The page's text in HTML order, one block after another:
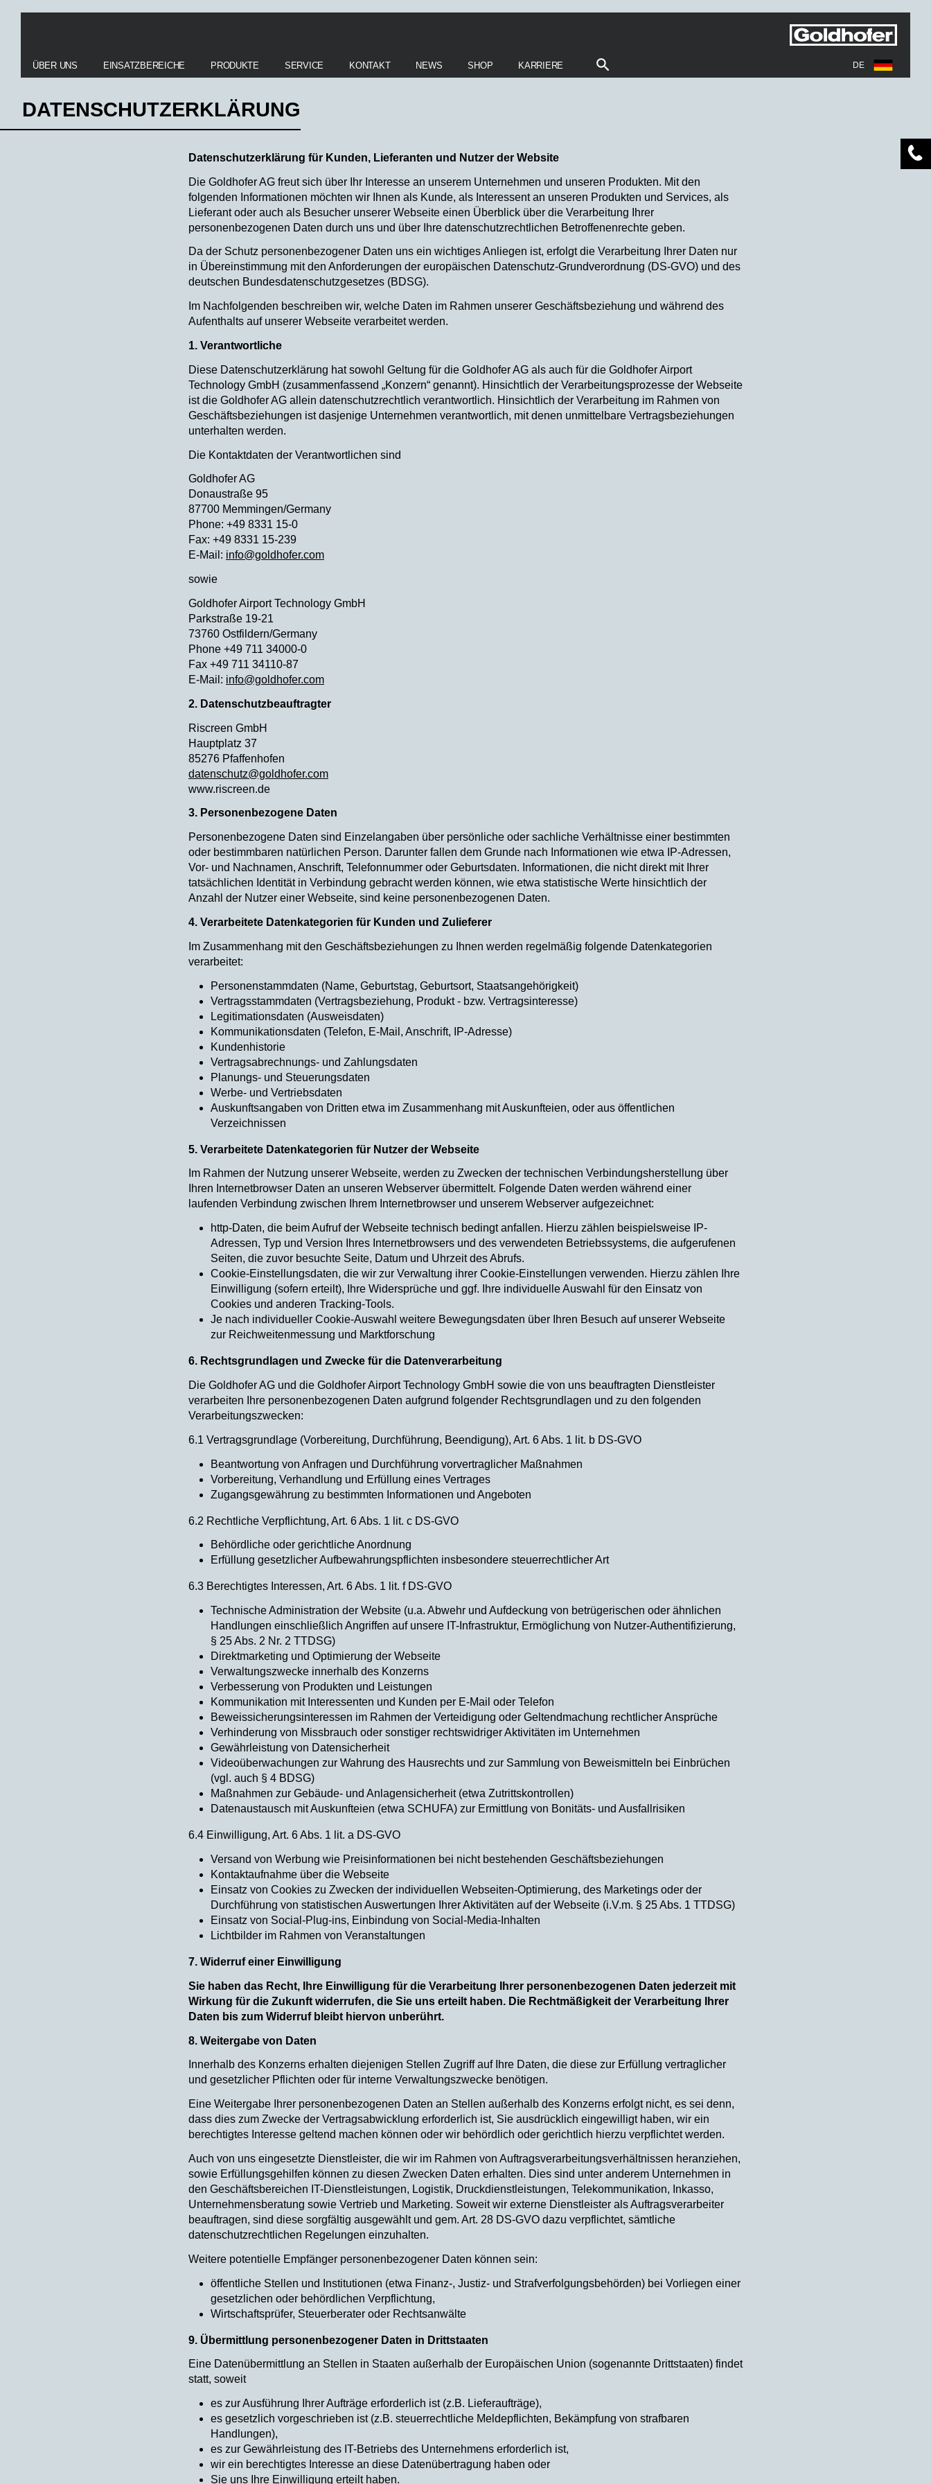
DE
ÜBER UNS EINSATZBEREICHE PRODUKTE SERVICE KONTAKT NEWS SHOP KARRIERE
DATENSCHUTZERKLÄRUNG
Datenschutzerklärung für Kunden, Lieferanten und Nutzer der Website
Die Goldhofer AG freut sich über Ihr Interesse an unserem Unternehmen und unseren Produkten. Mit den
folgenden Informationen möchten wir Ihnen als Kunde, als Interessent an unseren Produkten und Services, als
Lieferant oder auch als Besucher unserer Webseite einen Überblick über die Verarbeitung Ihrer
personenbezogenen Daten durch uns und über Ihre datenschutzrechtlichen Betroffenenrechte geben.
Da der Schutz personenbezogener Daten uns ein wichtiges Anliegen ist, erfolgt die Verarbeitung Ihrer Daten nur
in Übereinstimmung mit den Anforderungen der europäischen Datenschutz-Grundverordnung (DS-GVO) und des
deutschen Bundesdatenschutzgesetzes (BDSG).
Im Nachfolgenden beschreiben wir, welche Daten im Rahmen unserer Geschäftsbeziehung und während des
Aufenthalts auf unserer Webseite verarbeitet werden.
1. Verantwortliche
Diese Datenschutzerklärung hat sowohl Geltung für die Goldhofer AG als auch für die Goldhofer Airport
Technology GmbH (zusammenfassend „Konzern“ genannt). Hinsichtlich der Verarbeitungsprozesse der Webseite
ist die Goldhofer AG allein datenschutzrechtlich verantwortlich. Hinsichtlich der Verarbeitung im Rahmen von
Geschäftsbeziehungen ist dasjenige Unternehmen verantwortlich, mit denen unmittelbare Vertragsbeziehungen
unterhalten werden.
Die Kontaktdaten der Verantwortlichen sind
Goldhofer AG
Donaustraße 95
87700 Memmingen/Germany
Phone: +49 8331 15-0
Fax: +49 8331 15-239
E-Mail: info@goldhofer.com
sowie
Goldhofer Airport Technology GmbH
Parkstraße 19-21
73760 Ostfildern/Germany
Phone +49 711 34000-0
Fax +49 711 34110-87
E-Mail: info@goldhofer.com
2. Datenschutzbeauftragter
Riscreen GmbH
Hauptplatz 37
85276 Pfaffenhofen
datenschutz@goldhofer.com
www.riscreen.de
3. Personenbezogene Daten
Personenbezogene Daten sind Einzelangaben über persönliche oder sachliche Verhältnisse einer bestimmten
oder bestimmbaren natürlichen Person. Darunter fallen dem Grunde nach Informationen wie etwa IP-Adressen,
Vor- und Nachnamen, Anschrift, Telefonnummer oder Geburtsdaten. Informationen, die nicht direkt mit Ihrer
tatsächlichen Identität in Verbindung gebracht werden können, wie etwa statistische Werte hinsichtlich der
Anzahl der Nutzer einer Webseite, sind keine personenbezogenen Daten.
4. Verarbeitete Datenkategorien für Kunden und Zulieferer
Im Zusammenhang mit den Geschäftsbeziehungen zu Ihnen werden regelmäßig folgende Datenkategorien
verarbeitet:
Personenstammdaten (Name, Geburtstag, Geburtsort, Staatsangehörigkeit)
Vertragsstammdaten (Vertragsbeziehung, Produkt - bzw. Vertragsinteresse)
Legitimationsdaten (Ausweisdaten)
Kommunikationsdaten (Telefon, E-Mail, Anschrift, IP-Adresse)
Kundenhistorie
Vertragsabrechnungs- und Zahlungsdaten
Planungs- und Steuerungsdaten
Werbe- und Vertriebsdaten
Auskunftsangaben von Dritten etwa im Zusammenhang mit Auskunfteien, oder aus öffentlichen
Verzeichnissen
5. Verarbeitete Datenkategorien für Nutzer der Webseite
Im Rahmen der Nutzung unserer Webseite, werden zu Zwecken der technischen Verbindungsherstellung über
Ihren Internetbrowser Daten an unseren Webserver übermittelt. Folgende Daten werden während einer
laufenden Verbindung zwischen Ihrem Internetbrowser und unserem Webserver aufgezeichnet:
http-Daten, die beim Aufruf der Webseite technisch bedingt anfallen. Hierzu zählen beispielsweise IP-
Adressen, Typ und Version Ihres Internetbrowsers und des verwendeten Betriebssystems, die aufgerufenen
Seiten, die zuvor besuchte Seite, Datum und Uhrzeit des Abrufs.
Cookie-Einstellungsdaten, die wir zur Verwaltung ihrer Cookie-Einstellungen verwenden. Hierzu zählen Ihre
Einwilligung (sofern erteilt), Ihre Widersprüche und ggf. Ihre individuelle Auswahl für den Einsatz von
Cookies und anderen Tracking-Tools.
Je nach individueller Cookie-Auswahl weitere Bewegungsdaten über Ihren Besuch auf unserer Webseite
zur Reichweitenmessung und Marktforschung
6. Rechtsgrundlagen und Zwecke für die Datenverarbeitung
Die Goldhofer AG und die Goldhofer Airport Technology GmbH sowie die von uns beauftragten Dienstleister
verarbeiten Ihre personenbezogenen Daten aufgrund folgender Rechtsgrundlagen und zu den folgenden
Verarbeitungszwecken:
6.1 Vertragsgrundlage (Vorbereitung, Durchführung, Beendigung), Art. 6 Abs. 1 lit. b DS-GVO
Beantwortung von Anfragen und Durchführung vorvertraglicher Maßnahmen
Vorbereitung, Verhandlung und Erfüllung eines Vertrages
Zugangsgewährung zu bestimmten Informationen und Angeboten
6.2 Rechtliche Verpflichtung, Art. 6 Abs. 1 lit. c DS-GVO
Behördliche oder gerichtliche Anordnung
Erfüllung gesetzlicher Aufbewahrungspflichten insbesondere steuerrechtlicher Art
6.3 Berechtigtes Interessen, Art. 6 Abs. 1 lit. f DS-GVO
Technische Administration der Website (u.a. Abwehr und Aufdeckung von betrügerischen oder ähnlichen
Handlungen einschließlich Angriffen auf unsere IT-Infrastruktur, Ermöglichung von Nutzer-Authentifizierung,
§ 25 Abs. 2 Nr. 2 TTDSG)
Direktmarketing und Optimierung der Webseite
Verwaltungszwecke innerhalb des Konzerns
Verbesserung von Produkten und Leistungen
Kommunikation mit Interessenten und Kunden per E-Mail oder Telefon
Beweissicherungsinteressen im Rahmen der Verteidigung oder Geltendmachung rechtlicher Ansprüche
Verhinderung von Missbrauch oder sonstiger rechtswidriger Aktivitäten im Unternehmen
Gewährleistung von Datensicherheit
Videoüberwachungen zur Wahrung des Hausrechts und zur Sammlung von Beweismitteln bei Einbrüchen
(vgl. auch § 4 BDSG)
Maßnahmen zur Gebäude- und Anlagensicherheit (etwa Zutrittskontrollen)
Datenaustausch mit Auskunfteien (etwa SCHUFA) zur Ermittlung von Bonitäts- und Ausfallrisiken
6.4 Einwilligung, Art. 6 Abs. 1 lit. a DS-GVO
Versand von Werbung wie Preisinformationen bei nicht bestehenden Geschäftsbeziehungen
Kontaktaufnahme über die Webseite
Einsatz von Cookies zu Zwecken der individuellen Webseiten-Optimierung, des Marketings oder der
Durchführung von statistischen Auswertungen Ihrer Aktivitäten auf der Webseite (i.V.m. § 25 Abs. 1 TTDSG)
Einsatz von Social-Plug-ins, Einbindung von Social-Media-Inhalten
Lichtbilder im Rahmen von Veranstaltungen
7. Widerruf einer Einwilligung
Sie haben das Recht, Ihre Einwilligung für die Verarbeitung Ihrer personenbezogenen Daten jederzeit mit
Wirkung für die Zukunft widerrufen, die Sie uns erteilt haben. Die Rechtmäßigkeit der Verarbeitung Ihrer
Daten bis zum Widerruf bleibt hiervon unberührt.
8. Weitergabe von Daten
Innerhalb des Konzerns erhalten diejenigen Stellen Zugriff auf Ihre Daten, die diese zur Erfüllung vertraglicher
und gesetzlicher Pflichten oder für interne Verwaltungszwecke benötigen.
Eine Weitergabe Ihrer personenbezogenen Daten an Stellen außerhalb des Konzerns erfolgt nicht, es sei denn,
dass dies zum Zwecke der Vertragsabwicklung erforderlich ist, Sie ausdrücklich eingewilligt haben, wir ein
berechtigtes Interesse geltend machen können oder wir behördlich oder gerichtlich hierzu verpflichtet werden.
Auch von uns eingesetzte Dienstleister, die wir im Rahmen von Auftragsverarbeitungsverhältnissen heranziehen,
sowie Erfüllungsgehilfen können zu diesen Zwecken Daten erhalten. Dies sind unter anderem Unternehmen in
den Geschäftsbereichen IT-Dienstleistungen, Logistik, Druckdienstleistungen, Telekommunikation, Inkasso,
Unternehmensberatung sowie Vertrieb und Marketing. Soweit wir externe Dienstleister als Auftragsverarbeiter
beauftragen, sind diese sorgfältig ausgewählt und gem. Art. 28 DS-GVO dazu verpflichtet, sämtliche
datenschutzrechtlichen Regelungen einzuhalten.
Weitere potentielle Empfänger personenbezogener Daten können sein:
öffentliche Stellen und Institutionen (etwa Finanz-, Justiz- und Strafverfolgungsbehörden) bei Vorliegen einer
gesetzlichen oder behördlichen Verpflichtung,
Wirtschaftsprüfer, Steuerberater oder Rechtsanwälte
9. Übermittlung personenbezogener Daten in Drittstaaten
Eine Datenübermittlung an Stellen in Staaten außerhalb der Europäischen Union (sogenannte Drittstaaten) findet
statt, soweit
es zur Ausführung Ihrer Aufträge erforderlich ist (z.B. Lieferaufträge),
es gesetzlich vorgeschrieben ist (z.B. steuerrechtliche Meldepflichten, Bekämpfung von strafbaren
Handlungen),
es zur Gewährleistung des IT-Betriebs des Unternehmens erforderlich ist,
wir ein berechtigtes Interesse an diese Datenübertragung haben oder
Sie uns Ihre Einwilligung erteilt haben.